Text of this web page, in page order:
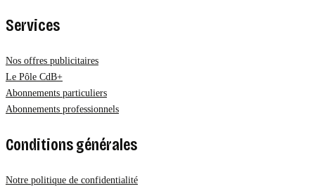
Services
Nos offres publicitaires
Le Pôle CdB+
Abonnements particuliers
Abonnements professionnels
Conditions générales
Notre politique de confidentialité